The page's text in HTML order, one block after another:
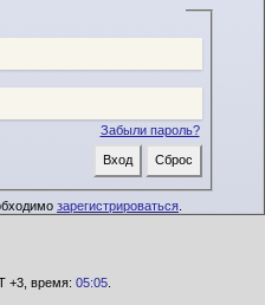
Забыли пароль?
зарегистрироваться
+3, время: 05:05.